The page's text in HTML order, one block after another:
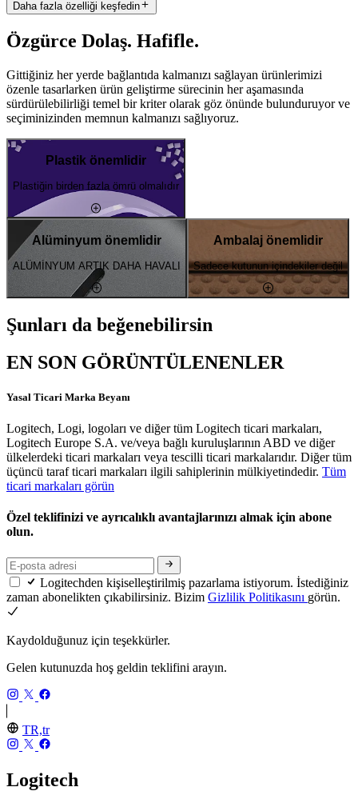
Daha fazla özelliği keşfedin
Özgürce Dolaş. Hafifle.
Gittiğiniz her yerde bağlantıda kalmanızı sağlayan ürünlerimizi
özenle tasarlarken ürün geliştirme sürecinin her aşamasında
sürdürülebilirliği temel bir kriter olarak göz önünde bulunduruyor ve
seçiminizinden memnun kalmanızı sağlıyoruz.
Plastik önemlidir
Plastiğin birden fazla ömrü olmalıdır
Alüminyum önemlidir
ALÜMİNYUM ARTIK DAHA HAVALI
Ambalaj önemlidir
Sadece kutunun içindekiler değil
Şunları da beğenebilirsin
EN SON GÖRÜNTÜLENENLER
Yasal Ticari Marka Beyanı
Logitech, Logi, logoları ve diğer tüm Logitech ticari markaları,
Logitech Europe S.A. ve/veya bağlı kuruluşlarının ABD ve diğer
ülkelerdeki ticari markaları veya tescilli ticari markalarıdır. Diğer tüm
üçüncü taraf ticari markaları ilgili sahiplerinin mülkiyetindedir. Tüm
ticari markaları görün
Özel teklifinizi ve ayrıcalıklı avantajlarınızı almak için abone
olun.
Logitechden kişiselleştirilmiş pazarlama istiyorum. İstediğiniz
zaman abonelikten çıkabilirsiniz. Bizim Gizlilik Politikasını görün.
Kaydolduğunuz için teşekkürler.
Gelen kutunuzda hoş geldin teklifini arayın.
TR,tr
Logitech